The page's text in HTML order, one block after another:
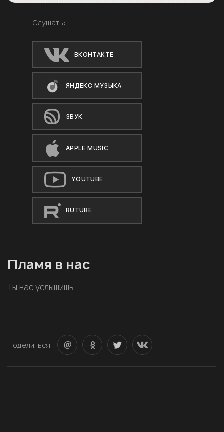
Слушать:
ВКОНТАКТЕ
ЯНДЕКС МУЗЫКА
ЗВУК
APPLE MUSIC
YOUTUBE
RUTUBE
Пламя в нас
Ты нас услышишь
Поделиться: